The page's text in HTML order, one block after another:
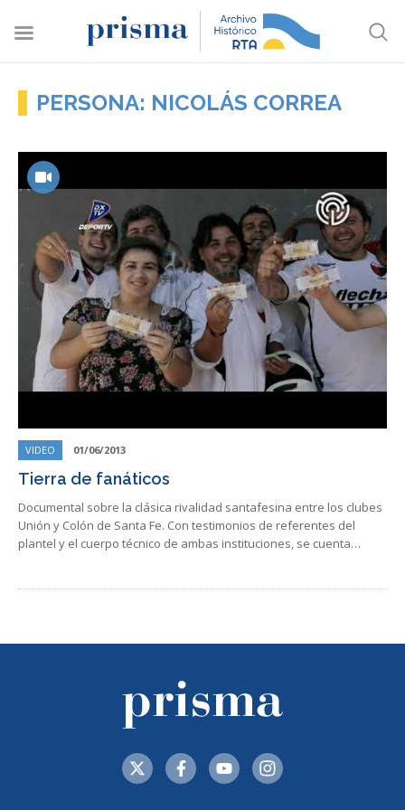
PERSONA: NICOLÁS CORREA
VIDEO 01/06/2013
Tierra de fanáticos
Documental sobre la clásica rivalidad santafesina entre los clubes
Unión y Colón de Santa Fe. Con testimonios de referentes del
plantel y el cuerpo técnico de ambas instituciones, se cuenta…